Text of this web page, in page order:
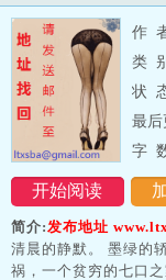
作
类
状
开始阅读
最后
字
简介:发布地址
清晨的静默。 墨绿的
祸，一个贫穷的七口